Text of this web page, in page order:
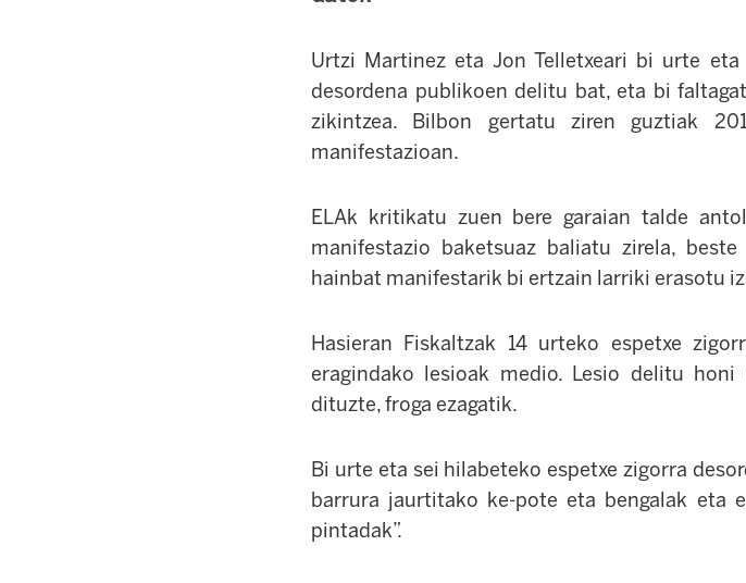
Urtzi Martinez eta Jon Telletxeari bi urte
desordena publikoen delitu bat, eta bi
zikintzea. Bilbon gertatu ziren guztiak
manifestazioan.
ELAk kritikatu zuen bere garaian talde
manifestazio baketsuaz baliatu zirela,
hainbat manifestarik bi ertzain larriki erasotu
Hasieran Fiskaltzak 14 urteko espetxe
eragindako lesioak medio. Lesio delitu
dituzte, froga ezagatik.
Bi urte eta sei hilabeteko espetxe zigorra
barrura jaurtitako ke-pote eta bengalak eta
pintadak”.